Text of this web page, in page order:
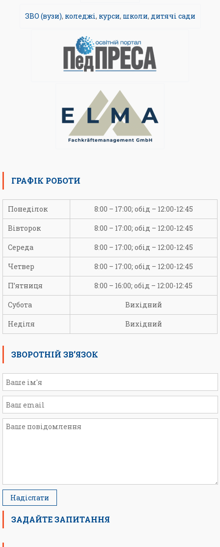
ЗВО (вузи), коледжі, курси, школи, дитячі сади
ГРАФІК РОБОТИ
Понеділок 8:00 – 17:00; обід – 12:00-12:45
Вівторок 8:00 – 17:00; обід – 12:00-12:45
Середа 8:00 – 17:00; обід – 12:00-12:45
Четвер 8:00 – 17:00; обід – 12:00-12:45
П’ятниця 8:00 – 16:00; обід – 12:00-12:45
Субота Вихідний
Неділя Вихідний
ЗВОРОТНІЙ ЗВ’ЯЗОК
ЗАДАЙТЕ ЗАПИТАННЯ